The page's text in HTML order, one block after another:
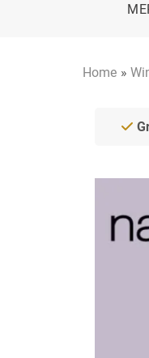
Home »